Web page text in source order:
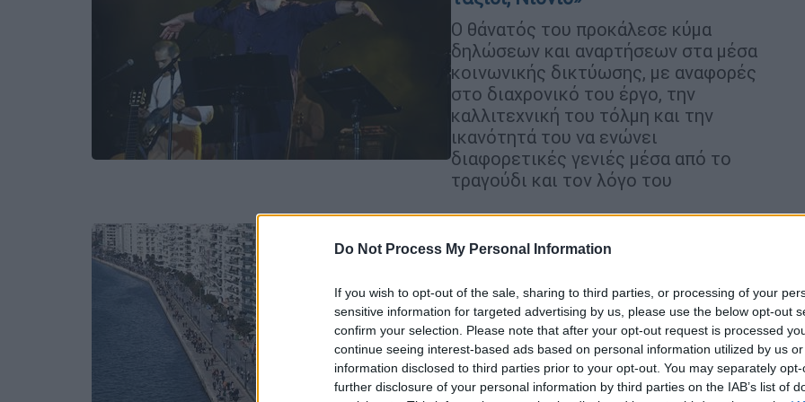
Do Not Process My Personal Information
If you wish to opt-out of the sale, sharing to third parties, or processing of your
sensitive information for targeted advertising by us, please use the below opt-out
confirm your selection. Please note that after your opt-out request is processed
continue seeing interest-based ads based on personal information utilized by us
information disclosed to third parties prior to your opt-out. You may separately
further disclosure of your personal information by third parties on the IAB’s list of
Ο θάνατός του προκάλεσε κύμα
δηλώσεων και αναρτήσεων στα μέσα
κοινωνικής δικτύωσης, με αναφορές
στο διαχρονικό του έργο, την
καλλιτεχνική του τόλμη και την
ικανότητά του να ενώνει
διαφορετικές γενιές μέσα από το
τραγούδι και τον λόγο του
Ελλάδα|21.10.2025 23:15
απαντούν στις αντιδράσεις για την
περίφραξη στο ανάκτορο του
Γαλερίου
Ο δήμαρχος Θεσσαλονίκη, Στέλιος
Αγγελούδης, εξέφρασε ενστάσεις για